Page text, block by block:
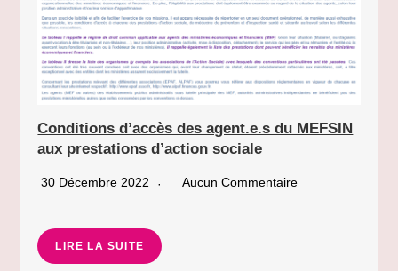
Conditions d’accès des agent.e.s du MEFSIN
aux prestations d’action sociale
30 Décembre 2022 Aucun Commentaire
LIRE LA SUITE